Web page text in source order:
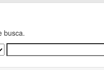
busca.